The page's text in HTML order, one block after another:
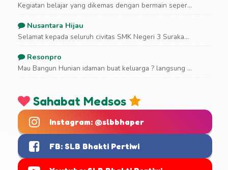
Kegiatan belajar yang dikemas dengan bermain seper...
Nusantara Hijau
Selamat kepada seluruh civitas SMK Negeri 3 Suraka...
Resonpro
Mau Bangun Hunian idaman buat keluarga ? langsung ...
Sahabat Medsos
Instagram: @slbbhaper
FB: SLB Bhakti Pertiwi